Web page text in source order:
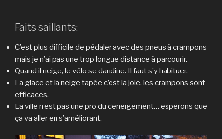
Faits saillants:
C’est plus difficile de pédaler avec des pneus à crampons
mais je n’ai pas une trop longue distance à parcourir.
Quand il neige, le vélo se dandine. Il faut s’y habituer.
La glace et la neige tapée c’est la joie, les crampons sont
efficaces.
La ville n’est pas une pro du déneigement… espérons que
ça va aller en s’améliorant.